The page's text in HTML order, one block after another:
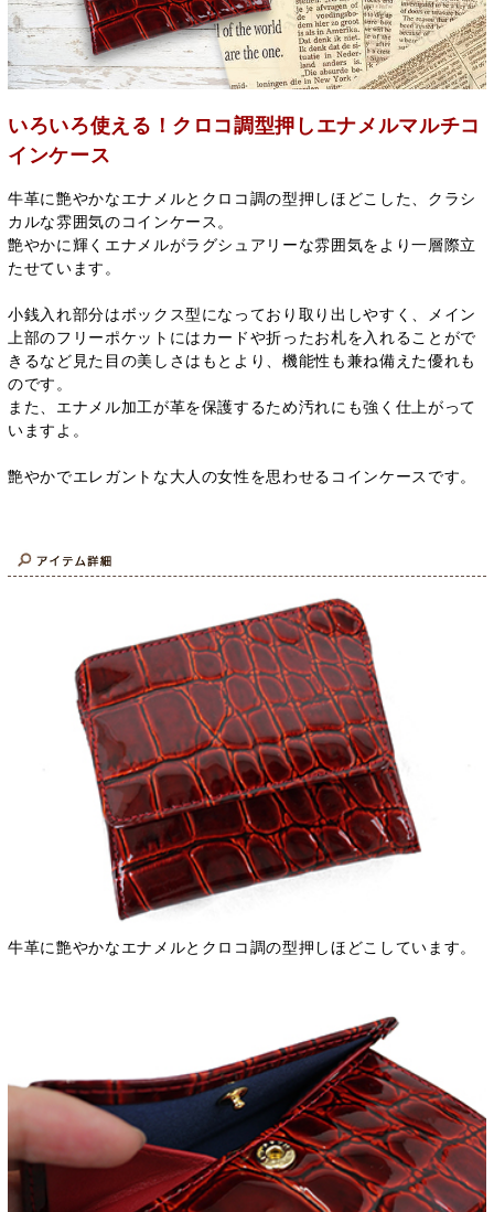
いろいろ使える！クロコ調型押しエナメルマルチコ
インケース
牛革に艶やかなエナメルとクロコ調の型押しほどこした、クラシ
カルな雰囲気のコインケース。
艶やかに輝くエナメルがラグシュアリーな雰囲気をより一層際立
たせています。
小銭入れ部分はボックス型になっており取り出しやすく、メイン
上部のフリーポケットにはカードや折ったお札を入れることがで
きるなど見た目の美しさはもとより、機能性も兼ね備えた優れも
のです。
また、エナメル加工が革を保護するため汚れにも強く仕上がって
いますよ。
艶やかでエレガントな大人の女性を思わせるコインケースです。
牛革に艶やかなエナメルとクロコ調の型押しほどこしています。